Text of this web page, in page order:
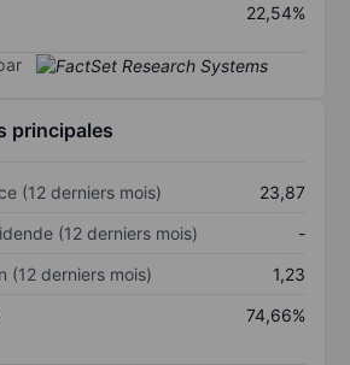
22,54%
principales
(12 derniers mois)
23,87
(12 derniers mois)
-
(12 derniers mois)
1,23
74,66%